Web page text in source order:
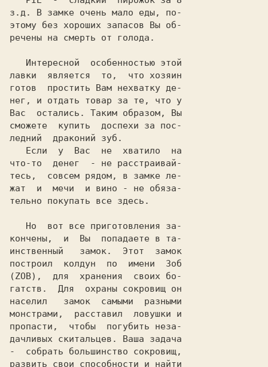
з.д. В замке очень мало еды, по-
этому без хороших запасов Вы об-
речены на смерть от голода.
лавки  является  то,  что хозяин
готов  простить Вам нехватку де-
нег, и отдать товар за те, что у
Вас  остались. Таким образом, Вы
сможете  купить  доспехи за пос-
ледний  драконий зуб.
что-то  денег  - не расстраивай-
тесь,  совсем рядом, в замке ле-
жат  и  мечи  и вино - не обяза-
тельно покупать все здесь.
кончены,  и  Вы  попадаете в та-
инственный   замок.  Этот  замок
построил  колдун  по  имени  Зоб
(ZOB),  для  хранения  своих бо-
гатств.  Для  охраны сокровищ он
населил   замок  самыми  разными
монстрами,  расставил  ловушки и
пропасти,  чтобы  погубить неза-
дачливых скитальцев. Ваша задача
-  собрать большинство сокровищ,
развить свои способности и найти